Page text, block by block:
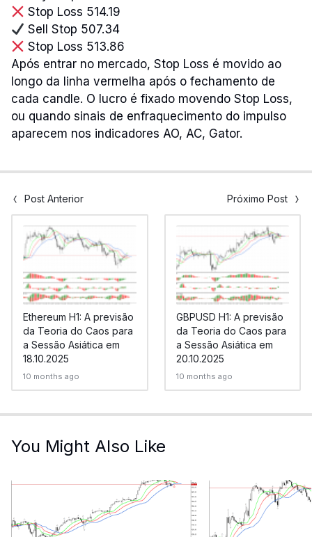
Stop Loss 514.19
Sell Stop 507.34
Stop Loss 513.86
Após entrar no mercado, Stop Loss é movido ao
longo da linha vermelha após o fechamento de
cada candle. O lucro é fixado movendo Stop Loss,
ou quando sinais de enfraquecimento do impulso
aparecem nos indicadores AO, AC, Gator.
Post Anterior Próximo Post
Ethereum H1: A previsão
da Teoria do Caos para
a Sessão Asiática em
18.10.2025
10 months ago
GBPUSD H1: A previsão
da Teoria do Caos para
a Sessão Asiática em
20.10.2025
10 months ago
You Might Also Like